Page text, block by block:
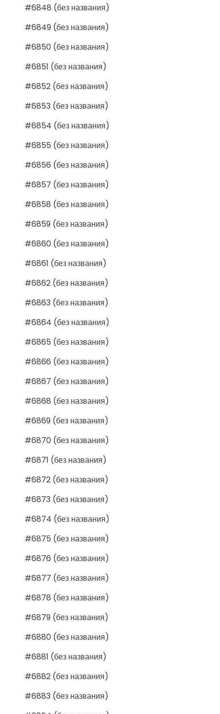
#6848 (без названия)
#6849 (без названия)
#6850 (без названия)
#6851 (без названия)
#6852 (без названия)
#6853 (без названия)
#6854 (без названия)
#6855 (без названия)
#6856 (без названия)
#6857 (без названия)
#6858 (без названия)
#6859 (без названия)
#6860 (без названия)
#6861 (без названия)
#6862 (без названия)
#6863 (без названия)
#6864 (без названия)
#6865 (без названия)
#6866 (без названия)
#6867 (без названия)
#6868 (без названия)
#6869 (без названия)
#6870 (без названия)
#6871 (без названия)
#6872 (без названия)
#6873 (без названия)
#6874 (без названия)
#6875 (без названия)
#6876 (без названия)
#6877 (без названия)
#6878 (без названия)
#6879 (без названия)
#6880 (без названия)
#6881 (без названия)
#6882 (без названия)
#6883 (без названия)